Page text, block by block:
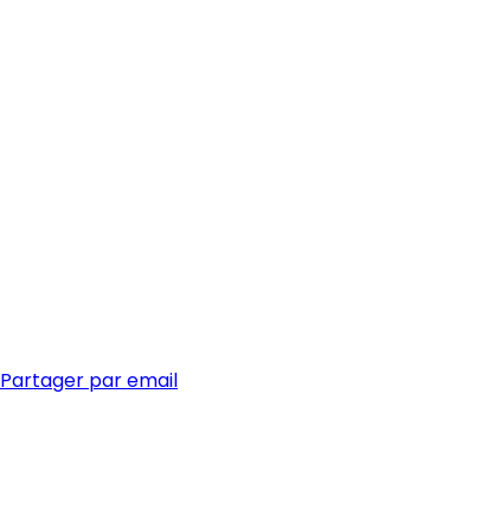
Partager par email